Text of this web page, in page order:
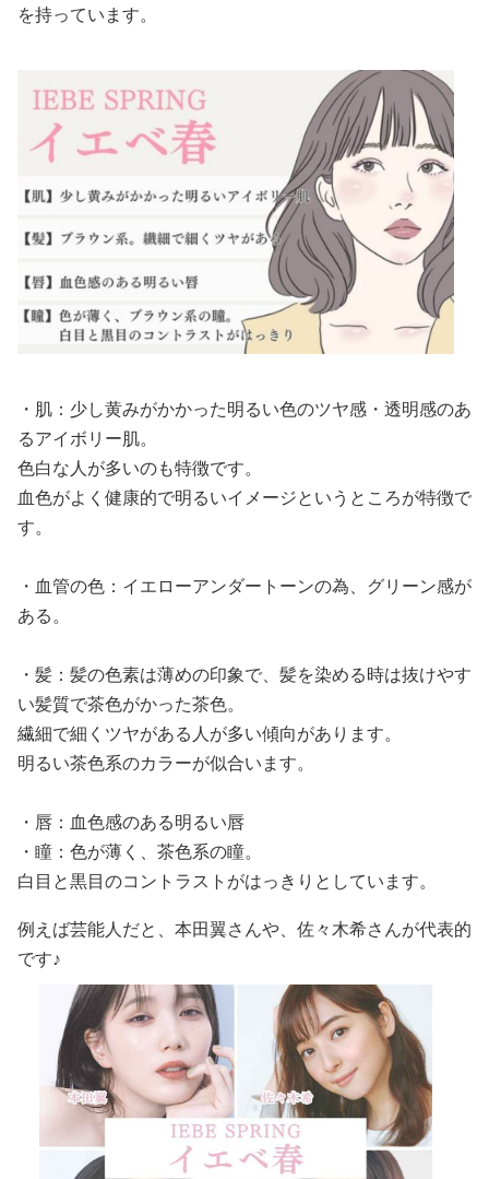
を持っています。
・肌：少し黄みがかかった明るい色のツヤ感・透明感のあ
るアイボリー肌。
色白な人が多いのも特徴です。
血色がよく健康的で明るいイメージというところが特徴で
す。
・血管の色：イエローアンダートーンの為、グリーン感が
ある。
・髪：髪の色素は薄めの印象で、髪を染める時は抜けやす
い髪質で茶色がかった茶色。
繊細で細くツヤがある人が多い傾向があります。
明るい茶色系のカラーが似合います。
・唇：血色感のある明るい唇
・瞳：色が薄く、茶色系の瞳。
白目と黒目のコントラストがはっきりとしています。
例えば芸能人だと、本田翼さんや、佐々木希さんが代表的
です♪